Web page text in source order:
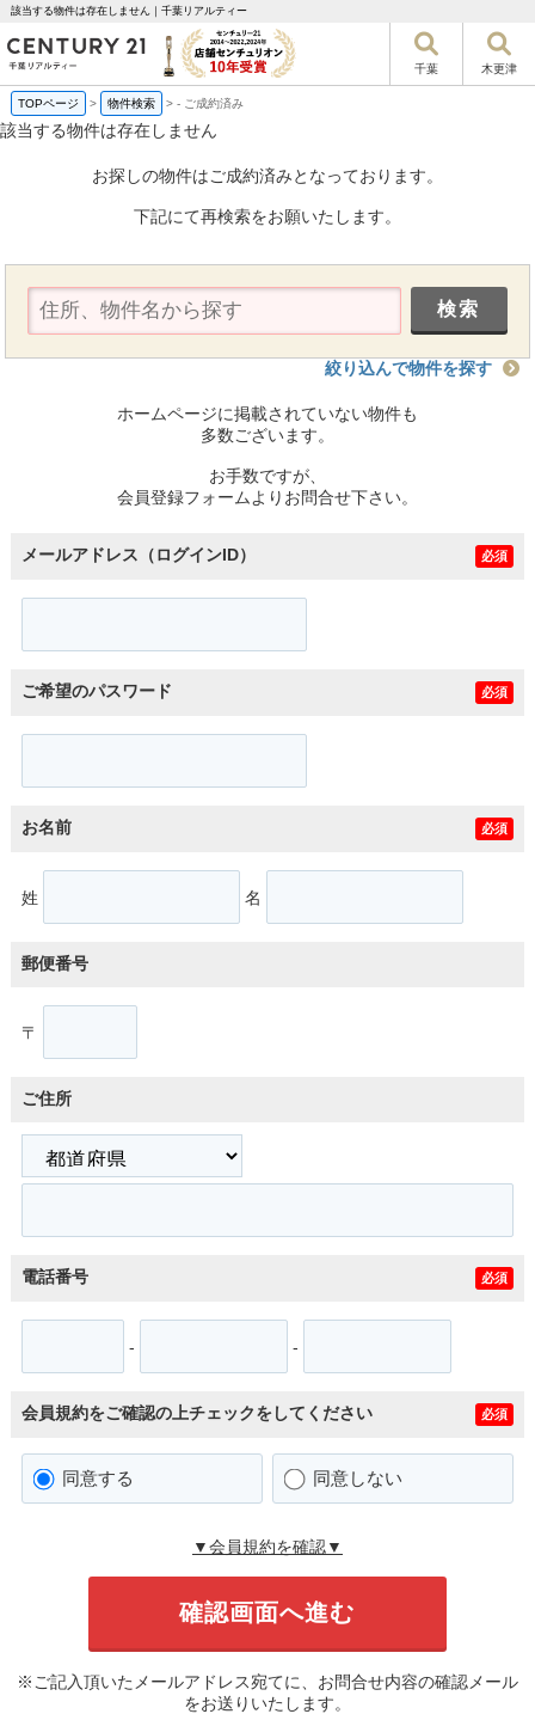
該当する物件は存在しません｜千葉リアルティー
千葉 木更津
TOPページ > 物件検索 >- ご成約済み
該当する物件は存在しません
お探しの物件はご成約済みとなっております。
下記にて再検索をお願いたします。
絞り込んで物件を探す
ホームページに掲載されていない物件も
多数ございます。
お手数ですが、
会員登録フォームよりお問合せ下さい。
メールアドレス（ログインID） 必須
ご希望のパスワード 必須
お名前 必須
姓 名
郵便番号
〒
ご住所
電話番号 必須
- -
会員規約をご確認の上チェックをしてください 必須
同意する 同意しない
▼会員規約を確認▼
※ご記入頂いたメールアドレス宛てに、お問合せ内容の確認メール
をお送りいたします。